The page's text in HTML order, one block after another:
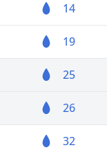
14
19
25
26
32